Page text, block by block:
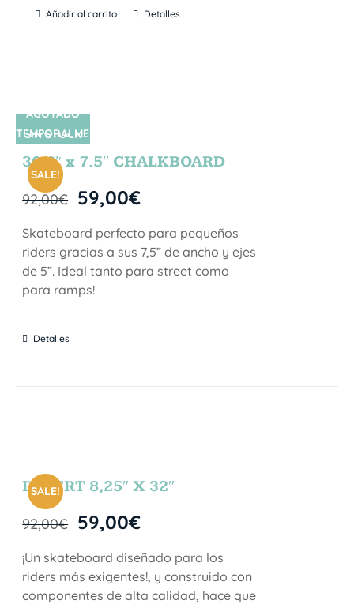
Añadir al carrito Detalles
SIN STOCK
SALE!
AGOTADO
TEMPORALME
NTE
30.5″ x 7.5″ CHALKBOARD
92,00€ 59,00€
Skateboard perfecto para pequeños
riders gracias a sus 7,5” de ancho y ejes
de 5”. Ideal tanto para street como
para ramps!
Detalles
SALE!
DESERT 8,25″ X 32″
92,00€ 59,00€
¡Un skateboard diseñado para los
riders más exigentes!, y construido con
componentes de alta calidad, hace que